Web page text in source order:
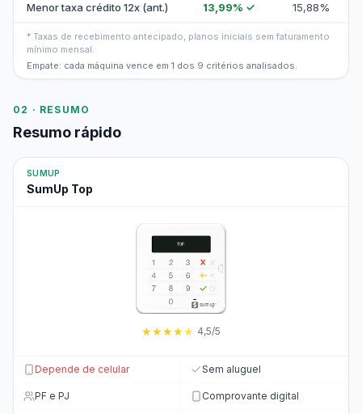
Menor taxa crédito 12x (ant.) 13,99% ✓ 15,88%
* Taxas de recebimento antecipado, planos iniciais sem faturamento
mínimo mensal.
Empate: cada máquina vence em 1 dos 9 critérios analisados.
02 · RESUMO
Resumo rápido
SUMUP
SumUp Top
★★★★★ 4,5/5
Depende de celular Sem aluguel
PF e PJ Comprovante digital